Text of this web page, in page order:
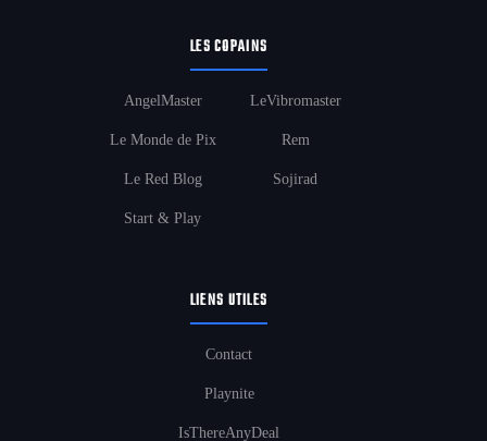
LES COPAINS
AngelMaster
Le Monde de Pix
Le Red Blog
Start & Play
LeVibromaster
Rem
Sojirad
LIENS UTILES
Contact
Playnite
IsThereAnyDeal